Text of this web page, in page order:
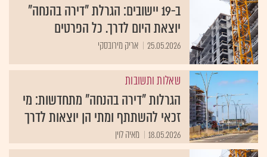
ב-19 יישובים: הגרלת "דירה בהנחה"
יוצאת היום לדרך. כל הפרטים
25.05.2026 אריק מירובסקי
שאלות ותשובות
הגרלות "דירה בהנחה" מתחדשות: מי
זכאי להשתתף ומתי הן יוצאות לדרך
18.05.2026 מאיה לוין